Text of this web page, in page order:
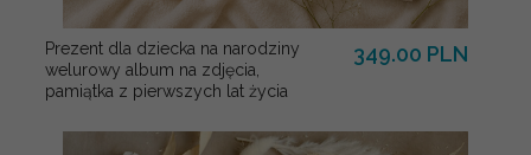
Prezent dla dziecka na narodziny
welurowy album na zdjęcia,
pamiątka z pierwszych lat życia
349.00 PLN